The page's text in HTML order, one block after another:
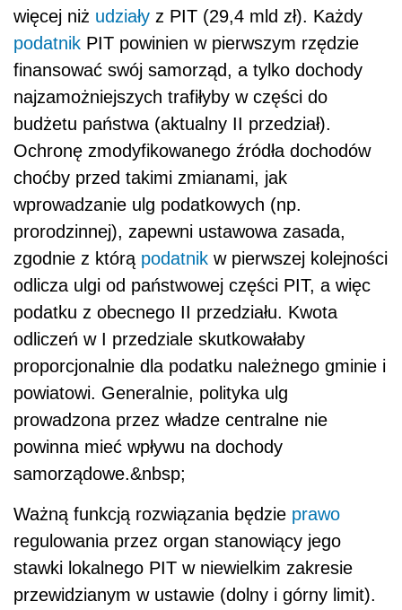
więcej niż udziały z PIT (29,4 mld zł). Każdy
podatnik PIT powinien w pierwszym rzędzie
finansować swój samorząd, a tylko dochody
najzamożniejszych trafiłyby w części do
budżetu państwa (aktualny II przedział).
Ochronę zmodyfikowanego źródła dochodów
choćby przed takimi zmianami, jak
wprowadzanie ulg podatkowych (np.
prorodzinnej), zapewni ustawowa zasada,
zgodnie z którą podatnik w pierwszej kolejności
odlicza ulgi od państwowej części PIT, a więc
podatku z obecnego II przedziału. Kwota
odliczeń w I przedziale skutkowałaby
proporcjonalnie dla podatku należnego gminie i
powiatowi. Generalnie, polityka ulg
prowadzona przez władze centralne nie
powinna mieć wpływu na dochody
samorządowe.&nbsp;
Ważną funkcją rozwiązania będzie prawo
regulowania przez organ stanowiący jego
stawki lokalnego PIT w niewielkim zakresie
przewidzianym w ustawie (dolny i górny limit).